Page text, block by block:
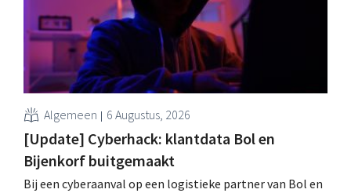
Algemeen 6 Augustus, 2026
[Update] Cyberhack: klantdata Bol en
Bijenkorf buitgemaakt
Bij een cyberaanval op een logistieke partner van Bol en